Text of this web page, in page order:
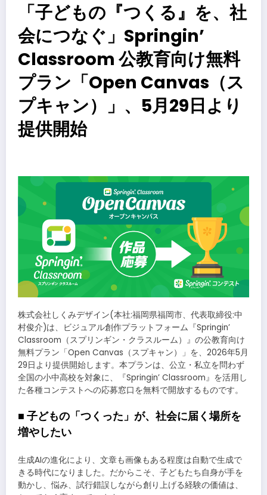
「子どもの『つくる』を、社
会につなぐ」Springin’
Classroom 公教育向け無料
プラン「Open Canvas（ス
プキャン）」、5月29日より
提供開始
株式会社しくみデザイン(本社:福岡県福岡市、代表取締役:中
村俊介)は、ビジュアル創作プラットフォーム『Springin’
Classroom（スプリンギン・クラスルーム）』の公教育向け
無料プラン「Open Canvas（スプキャン）」を、2026年5月
29日より提供開始します。本プランは、公立・私立を問わず
全国の小中高校を対象に、『Springin’ Classroom』を活用し
た各種コンテストへの応募窓口を無料で開放するものです。
■ 子どもの「つくった」が、社会に届く場所を
増やしたい
生成AIの進化により、文章も画像もある程度は自動で生成で
きる時代になりました。だからこそ、子どもたち自身が手を
動かし、悩み、試行錯誤しながら創り上げる経験の価値は、